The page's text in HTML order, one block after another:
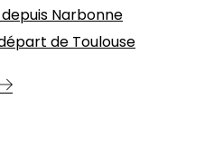
Narbonne
de Toulouse